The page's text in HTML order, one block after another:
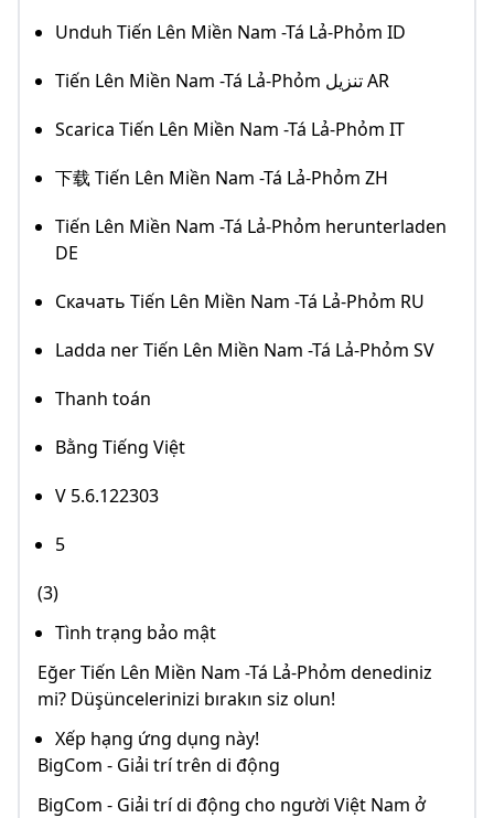
Unduh Tiến Lên Miền Nam -Tá Lả-Phỏm ID
Tiến Lên Miền Nam -Tá Lả-Phỏm تنزيل AR
Scarica Tiến Lên Miền Nam -Tá Lả-Phỏm IT
下载 Tiến Lên Miền Nam -Tá Lả-Phỏm ZH
Tiến Lên Miền Nam -Tá Lả-Phỏm herunterladen
DE
Скачать Tiến Lên Miền Nam -Tá Lả-Phỏm RU
Ladda ner Tiến Lên Miền Nam -Tá Lả-Phỏm SV
Thanh toán
Bằng Tiếng Việt
V 5.6.122303
5
(3)
Tình trạng bảo mật
Eğer Tiến Lên Miền Nam -Tá Lả-Phỏm denediniz
mi? Düşüncelerinizi bırakın siz olun!
Xếp hạng ứng dụng này!
BigCom - Giải trí trên di động
BigCom - Giải trí di động cho người Việt Nam ở